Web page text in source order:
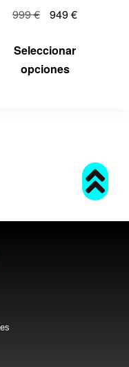
999€ 949€
Seleccionar
opciones